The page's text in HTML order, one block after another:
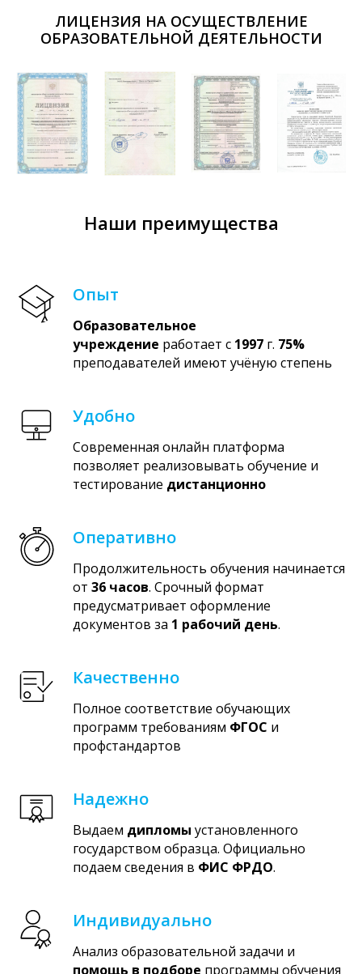
ЛИЦЕНЗИЯ НА ОСУЩЕСТВЛЕНИЕ
ОБРАЗОВАТЕЛЬНОЙ ДЕЯТЕЛЬНОСТИ
Наши преимущества
Опыт
Образовательное
учреждение работает с 1997 г. 75%
преподавателей имеют учёную степень
Удобно
Современная онлайн платформа
позволяет реализовывать обучение и
тестирование дистанционно
Оперативно
Продолжительность обучения начинается
от 36 часов. Срочный формат
предусматривает оформление
документов за 1 рабочий день.
Качественно
Полное соответствие обучающих
программ требованиям ФГОС и
профстандартов
Надежно
Выдаем дипломы установленного
государством образца. Официально
подаем сведения в ФИС ФРДО.
Индивидуально
Анализ образовательной задачи и
помощь в подборе программы обучения